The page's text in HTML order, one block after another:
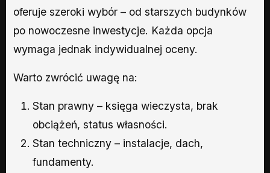
oferuje szeroki wybór – od starszych budynków
po nowoczesne inwestycje. Każda opcja
wymaga jednak indywidualnej oceny.
Warto zwrócić uwagę na:
Stan prawny – księga wieczysta, brak
obciążeń, status własności.
Stan techniczny – instalacje, dach,
fundamenty.